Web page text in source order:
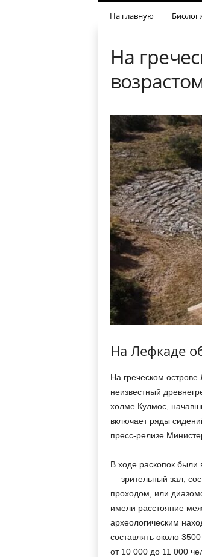
На главную
На
На Лефкаде
На греческом
неизвестный
холме Кулмос,
включает ряды
пресс-релизе
В ходе раскопок были
— зрительный зал,
проходом, или
имели расстояние
археологическим
составлять около
от 10 000 до 11 000